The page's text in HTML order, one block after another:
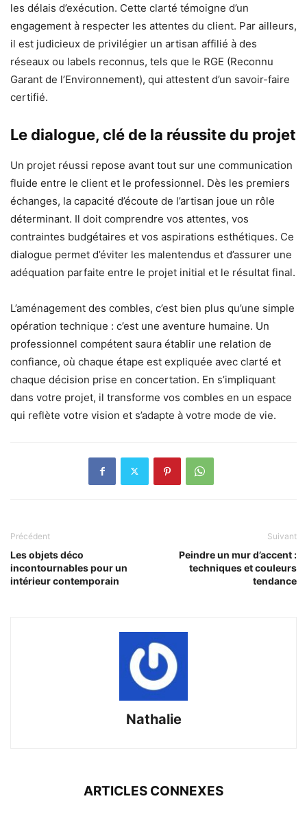
les délais d’exécution. Cette clarté témoigne d’un
engagement à respecter les attentes du client. Par ailleurs,
il est judicieux de privilégier un artisan affilié à des
réseaux ou labels reconnus, tels que le RGE (Reconnu
Garant de l’Environnement), qui attestent d’un savoir-faire
certifié.
Le dialogue, clé de la réussite du projet
Un projet réussi repose avant tout sur une communication
fluide entre le client et le professionnel. Dès les premiers
échanges, la capacité d’écoute de l’artisan joue un rôle
déterminant. Il doit comprendre vos attentes, vos
contraintes budgétaires et vos aspirations esthétiques. Ce
dialogue permet d’éviter les malentendus et d’assurer une
adéquation parfaite entre le projet initial et le résultat final.
L’aménagement des combles, c’est bien plus qu’une simple
opération technique : c’est une aventure humaine. Un
professionnel compétent saura établir une relation de
confiance, où chaque étape est expliquée avec clarté et
chaque décision prise en concertation. En s’impliquant
dans votre projet, il transforme vos combles en un espace
qui reflète votre vision et s’adapte à votre mode de vie.
Précédent
Les objets déco
incontournables pour un
intérieur contemporain
Suivant
Peindre un mur d’accent :
techniques et couleurs
tendance
Nathalie
ARTICLES CONNEXES